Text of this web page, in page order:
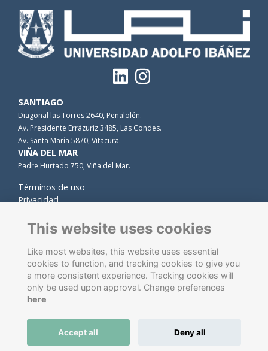
SANTIAGO
Diagonal las Torres 2640, Peñalolén.
Av. Presidente Errázuriz 3485, Las Condes.
Av. Santa María 5870, Vitacura.
VIÑA DEL MAR
Padre Hurtado 750, Viña del Mar.
Términos de uso
Privacidad
Contacto
Software de gestión de antiguos alumnos
energizado por
This website uses cookies
Like most websites, this website uses essential
cookies to function, and tracking cookies to give you
a more consistent experience. Tracking cookies will
only be used upon approval. Change preferences
here
Accept all Deny all